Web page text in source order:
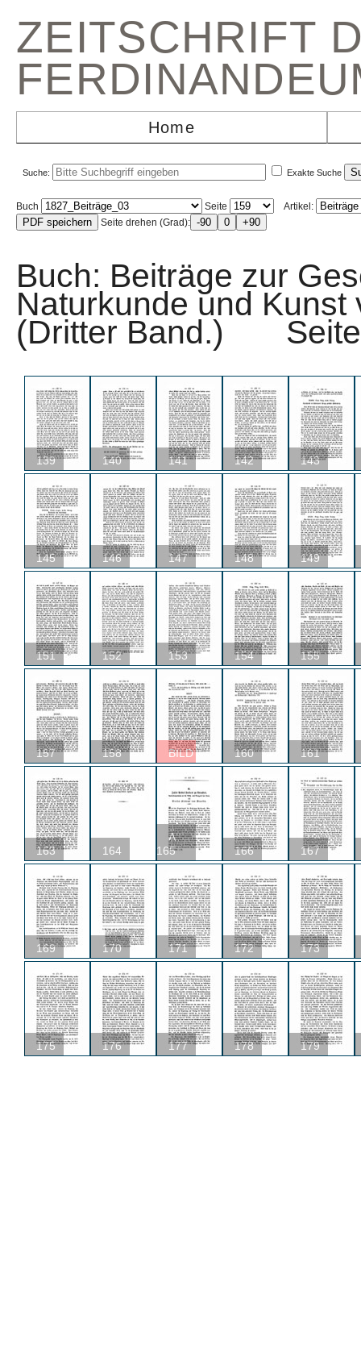
ZEITSCHRIFT
Home
Suche: Exakte Suche
Buch Seite
Artikel:
Seite drehen (Grad):
Buch: Beiträge zur
Naturkunde und Kunst
(Dritter Band.)
139 140 141 142 143
145 146 147 148 149
151 152 153 154 155
157 158 BILD 160 161
163 164
A
165
166 167
169 170 171 172 173
175 176 177 178 179